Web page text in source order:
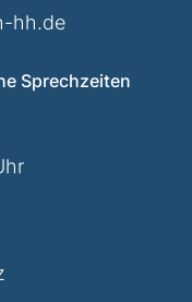
hh.de
Sprechzeiten